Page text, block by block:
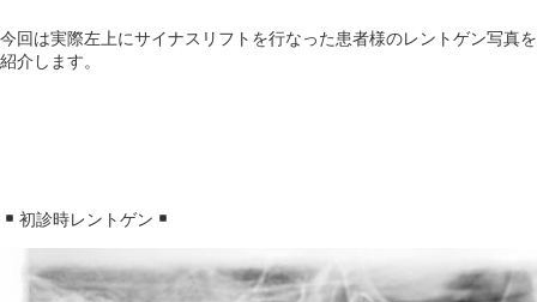
今回は実際左上にサイナスリフトを行なった患者様のレントゲン写真を
紹介します。
初診時レントゲン